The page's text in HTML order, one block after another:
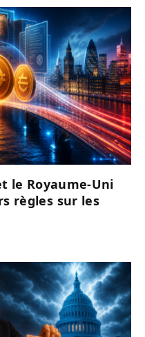
le Royaume-Uni
règles sur les